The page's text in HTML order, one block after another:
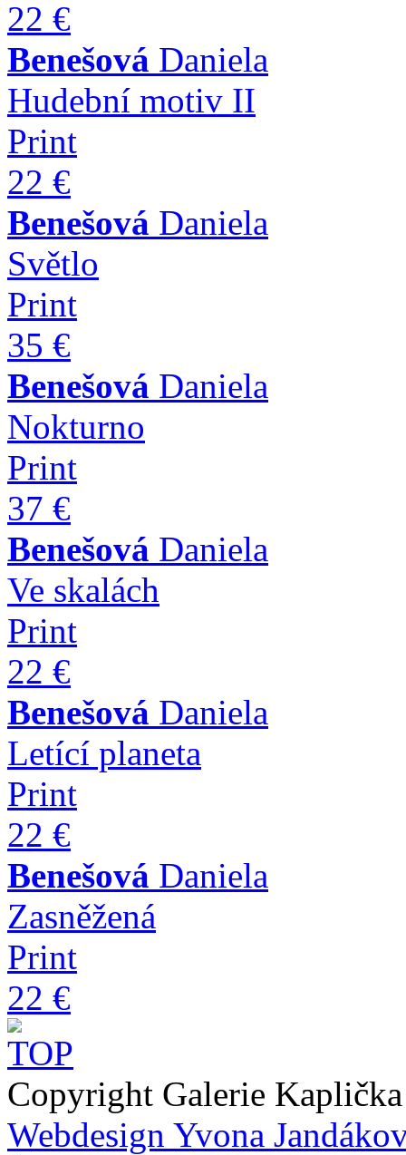
22 €
Benešová Daniela
Hudební motiv II
Print
22 €
Benešová Daniela
Světlo
Print
35 €
Benešová Daniela
Nokturno
Print
37 €
Benešová Daniela
Ve skalách
Print
22 €
Benešová Daniela
Letící planeta
Print
22 €
Benešová Daniela
Zasněžená
Print
22 €
Copyright Galerie
Webdesign Yvona